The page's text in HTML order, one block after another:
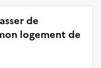
de
logement de